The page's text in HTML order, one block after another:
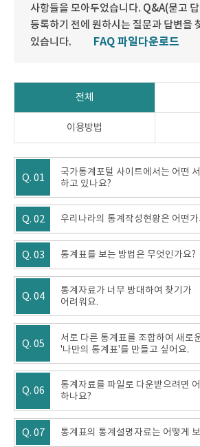
사항들을 모아두었습니다. Q&A(묻고
등록하기 전에 원하시는 질문과 답변을
있습니다.
FAQ 파일다운로드
전체
이용방법
Q. 01
국가통계포털 사이트에서는 어떤
하고 있나요?
Q. 02 우리나라의 통계작성현황은 어떤가
Q. 03 통계표를 보는 방법은 무엇인가요?
Q. 04
통계자료가 너무 방대하여 찾기가
어려워요.
Q. 05
서로 다른 통계표를 조합하여 새로
'나만의 통계표'를 만들고 싶어요.
Q. 06
통계자료를 파일로 다운받으려면
하나요?
Q. 07 통계표의 통계설명자료는 어떻게